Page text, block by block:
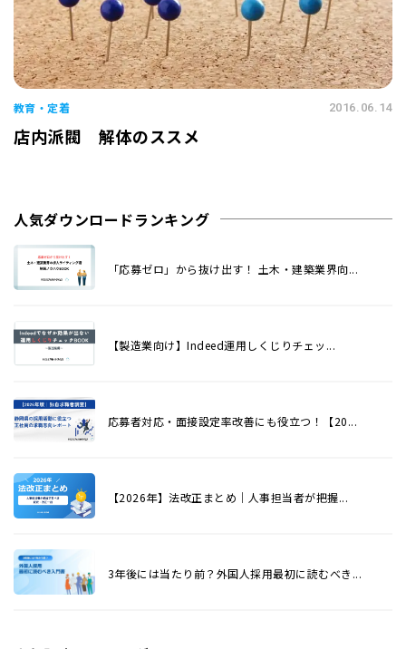
教育・定着 2016.06.14
店内派閥 解体のススメ
人気ダウンロードランキング
「応募ゼロ」から抜け出す！ 土木・建築業界向...
【製造業向け】Indeed運用しくじりチェッ...
応募者対応・面接設定率改善にも役立つ！【20...
【2026年】法改正まとめ｜人事担当者が把握...
3年後には当たり前？外国人採用最初に読むべき...